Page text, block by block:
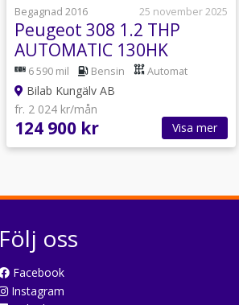
Begagnad 2016
25 november 2025
Peugeot 308 1.2 THP
AUTOMATIC 130HK
6 590 mil Bensin Automat
Bilab Kungälv AB
fr. 2 024 kr/mån
124 900 kr Visa mer
Följ oss
Facebook
Instagram